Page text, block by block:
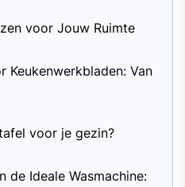
voor Jouw Ruimte
Keukenwerkbladen: Van
voor je gezin?
de Ideale Wasmachine: